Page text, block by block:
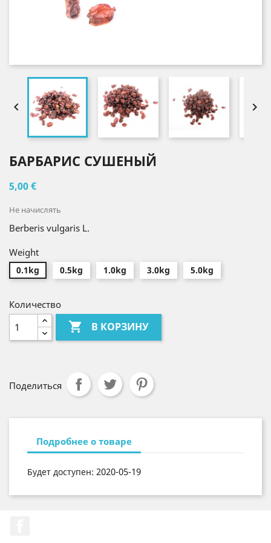
 
БАРБАРИС СУШЕНЫЙ
5,00 €
Не начислять
Berberis vulgaris L.
Weight
0.1kg 0.5kg 1.0kg 3.0kg 5.0kg
Количество
 В КОРЗИНУ
Поделиться
Подробнее о товаре
Будет доступен: 2020-05-19